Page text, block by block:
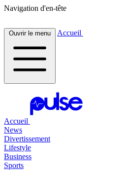
Navigation d'en-tête
Ouvrir le menu Accueil
Accueil
News
Divertissement
Lifestyle
Business
Sports